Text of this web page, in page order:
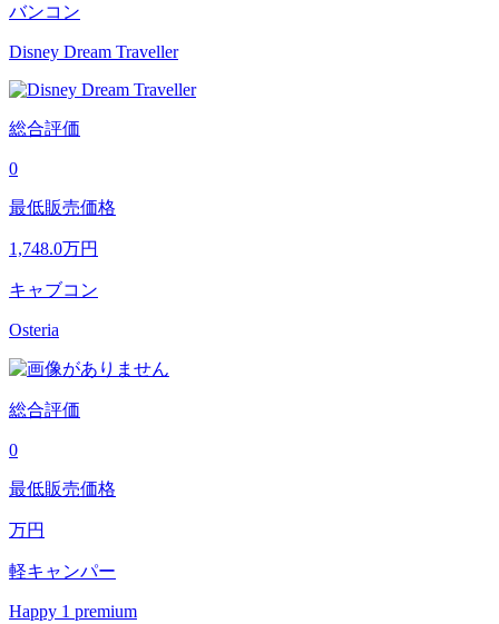
バンコン
Disney Dream Traveller
総合評価
0
最低販売価格
1,748.0万円
キャブコン
Osteria
総合評価
0
最低販売価格
万円
軽キャンパー
Happy 1 premium